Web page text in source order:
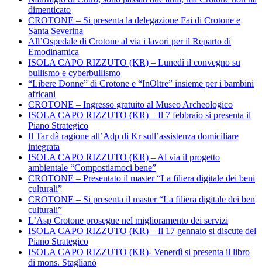
dimenticato
CROTONE – Si presenta la delegazione Fai di Crotone e
Santa Severina
All’Ospedale di Crotone al via i lavori per il Reparto di
Emodinamica
ISOLA CAPO RIZZUTO (KR) – Lunedì il convegno su
bullismo e cyberbullismo
“Libere Donne” di Crotone e “InOltre” insieme per i bambini
africani
CROTONE – Ingresso gratuito al Museo Archeologico
ISOLA CAPO RIZZUTO (KR) – Il 7 febbraio si presenta il
Piano Strategico
Il Tar dà ragione all’Adp di Kr sull’assistenza domiciliare
integrata
ISOLA CAPO RIZZUTO (KR) – Al via il progetto
ambientale “Compostiamoci bene”
CROTONE – Presentato il master “La filiera digitale dei beni
culturali”
CROTONE – Si presenta il master “La filiera digitale dei ben
culturali”
L’Asp Crotone prosegue nel miglioramento dei servizi
ISOLA CAPO RIZZUTO (KR) – Il 17 gennaio si discute del
Piano Strategico
ISOLA CAPO RIZZUTO (KR)- Venerdì si presenta il libro
di mons. Staglianò